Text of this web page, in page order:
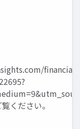
financial-
ください。